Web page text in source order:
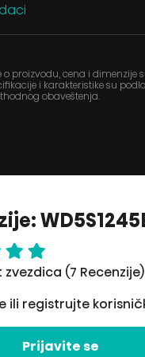
o proizvodu, cena i dimenzije
i karakteristike su
obaveštenja.
(7 Recenzije)
ili registrujte
Prijavite se